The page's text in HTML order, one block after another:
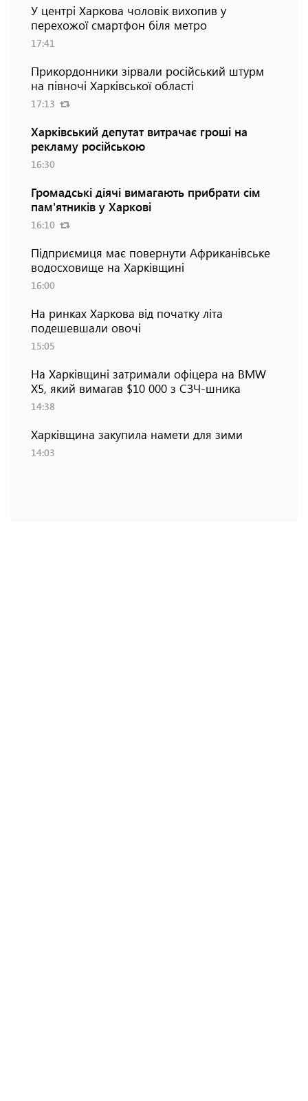
У центрі Харкова чоловік вихопив у
перехожої смартфон біля метро
17:41
Прикордонники зірвали російський штурм
на півночі Харківської області
17:13
Харківський депутат витрачає гроші на
рекламу російською
16:30
Громадські діячі вимагають прибрати сім
пам'ятників у Харкові
16:10
Підприємиця має повернути Африканівське
водосховище на Харківщині
16:00
На ринках Харкова від початку літа
подешевшали овочі
15:05
На Харківщині затримали офіцера на BMW
Х5, який вимагав $10 000 з СЗЧ-шника
14:38
Харківщина закупила намети для зими
14:03